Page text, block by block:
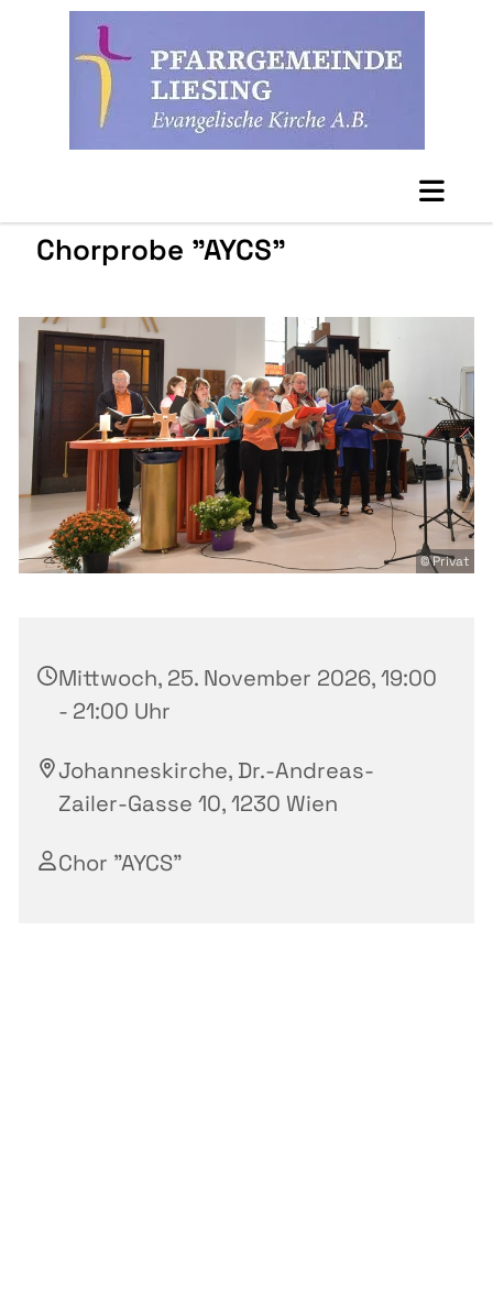
Chorprobe "AYCS"
© Privat
Mittwoch, 25. November 2026, 19:00
- 21:00 Uhr
Johanneskirche, Dr.-Andreas-
Zailer-Gasse 10, 1230 Wien
Chor "AYCS"